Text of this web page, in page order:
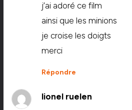
j’ai adoré ce film
ainsi que les minions
je croise les doigts
merci
Répondre
lionel ruelen